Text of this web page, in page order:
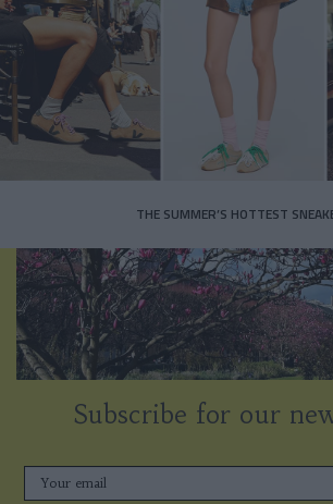
THE SUMMER’S HOTTEST
Subscribe for our